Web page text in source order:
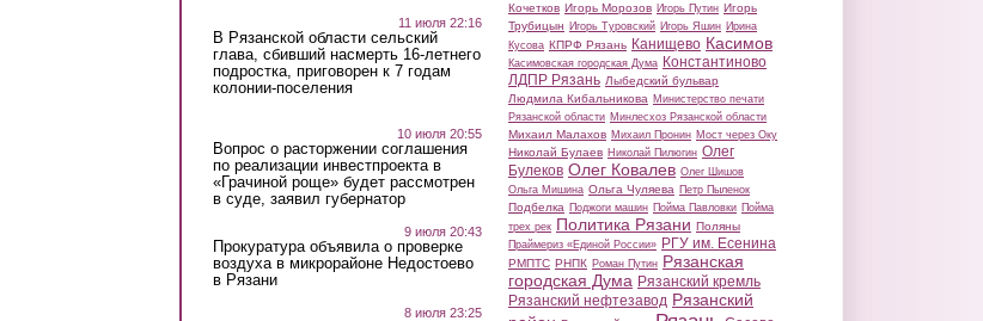
11 июля 22:16
В Рязанской области сельский
глава, сбивший насмерть 16-летнего
подростка, приговорен к 7 годам
колонии-поселения
10 июля 20:55
Вопрос о расторжении соглашения
по реализации инвестпроекта в
«Грачиной роще» будет рассмотрен
в суде, заявил губернатор
9 июля 20:43
Прокуратура объявила о проверке
воздуха в микрорайоне Недостоево
в Рязани
8 июля 23:25
Кочетков Игорь Морозов Игорь Путин Игорь
Трубицын Игорь Туровский Игорь Яшин Ирина
Кусова КПРФ Рязань Канищево Касимов
Касимовская городская Дума Константиново
ЛДПР Рязань Лыбедский бульвар
Людмила Кибальникова Министерство печати
Рязанской области Минлесхоз Рязанской области
Михаил Малахов Михаил Пронин Мост через Оку
Николай Булаев Николай Пилюгин Олег
Булеков Олег Ковалев Олег Шишов
Ольга Мишина Ольга Чуляева Петр Пыленок
Подбелка Поджоги машин Пойма Павловки Пойма
трех рек Политика Рязани Поляны
Праймериз «Единой России» РГУ им. Есенина
РМПТС РНПК Роман Путин Рязанская
городская Дума Рязанский кремль
Рязанский нефтезавод Рязанский